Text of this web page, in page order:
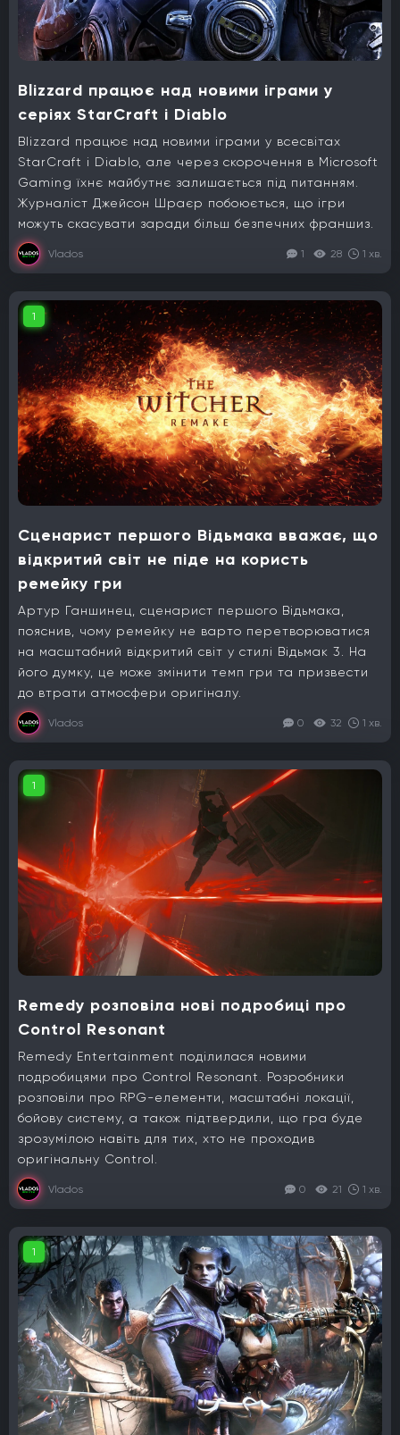
Blizzard працює над новими іграми у
серіях StarCraft і Diablo
Blizzard працює над новими іграми у всесвітах
StarCraft і Diablo, але через скорочення в Microsoft
Gaming їхнє майбутнє залишається під питанням.
Журналіст Джейсон Шраєр побоюється, що ігри
можуть скасувати заради більш безпечних франшиз.
Vlados 1 28 1 хв.
1
Сценарист першого Відьмака вважає, що
відкритий світ не піде на користь
ремейку гри
Артур Ганшинец, сценарист першого Відьмака,
пояснив, чому ремейку не варто перетворюватися
на масштабний відкритий світ у стилі Відьмак 3. На
його думку, це може змінити темп гри та призвести
до втрати атмосфери оригіналу.
Vlados 0 32 1 хв.
1
Remedy розповіла нові подробиці про
Control Resonant
Remedy Entertainment поділилася новими
подробицями про Control Resonant. Розробники
розповіли про RPG-елементи, масштабні локації,
бойову систему, а також підтвердили, що гра буде
зрозумілою навіть для тих, хто не проходив
оригінальну Control.
Vlados 0 21 1 хв.
1